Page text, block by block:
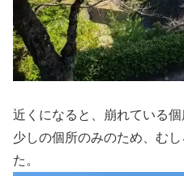
近くになると、崩れている個
少しの個所のみのため、む
た。